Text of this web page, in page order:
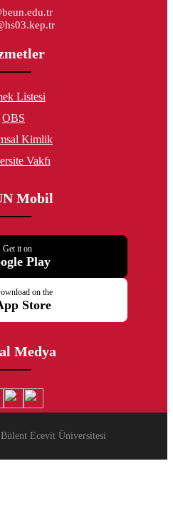
Listesi
OBS
Kimlik
Vakfı
Mobil
Get it on
Play
on the
Store
Medya
Ecevit Üniversitesi